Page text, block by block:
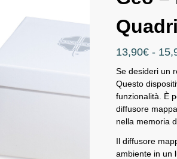
13,90€ -
Se desideri un
Questo
funzionalità. È
diffusore
nella memoria
Il diffusore
ambiente in un